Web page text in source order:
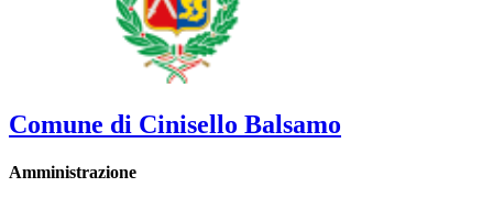
Comune di Cinisello Balsamo
Amministrazione